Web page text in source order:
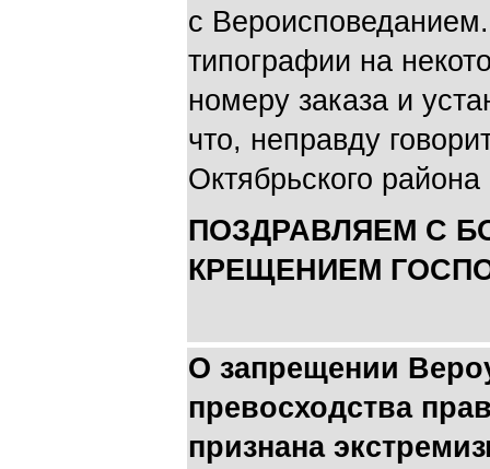
с
типографии на
номеру заказа и
что, неправду
Октябрьского
ПОЗДРАВЛЯЕМ С
КРЕЩЕНИЕМ
О запрещении
превосходства
признана